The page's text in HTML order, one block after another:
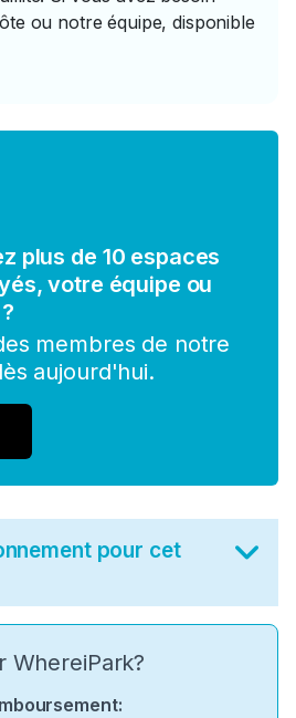
ou notre équipe, disponible
plus de 10 espaces
votre équipe ou
membres de notre
aujourd'hui.
pour cet
WhereiPark?